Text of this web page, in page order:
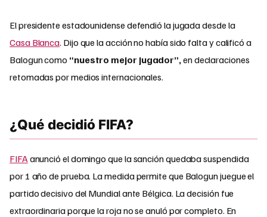
El presidente estadounidense defendió la jugada desde la
Casa Blanca. Dijo que la acción no había sido falta y calificó a
Balogun como “nuestro mejor jugador”,en declaraciones
retomadas por medios internacionales.
¿Qué decidió FIFA?
FIFA anunció el domingo que la sanción quedaba suspendida
por 1 año de prueba. La medida permite que Balogun juegue el
partido decisivo del Mundial ante Bélgica. La decisión fue
extraordinaria porque la roja no se anuló por completo. En